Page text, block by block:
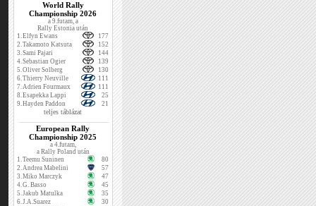
World Rally
Championship 2026
a 9.futam, a
Rally Estonia után
1.Elfyn Ewans
177
2.Takamoto Katsuta
152
3.Sami Pajari
144
4.Sebastian Ogier
139
5.Oliver Solberg
130
6.Thierry Neuville
111
7.Adrien Fourmaux
111
8.Esapekka Lappi
25
9.Hayden Paddon 21
teljes táblázat
European Rally
Championship 2025
a 4.futam,
a Rally Poland után
1.Teemu Suninen
80
2.Andrea Mabelini
57
3.Miko Marczyk
47
4.G. Basso
45
5.Jakub Matulka
35
6.J.A.Suarez
30